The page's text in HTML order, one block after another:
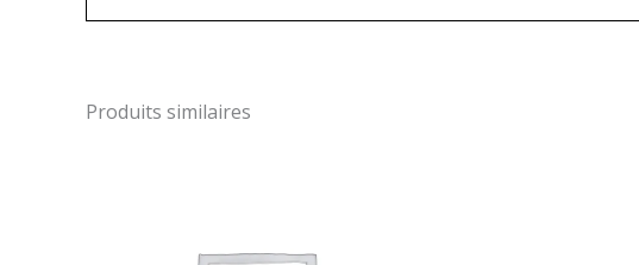
Produits similaires